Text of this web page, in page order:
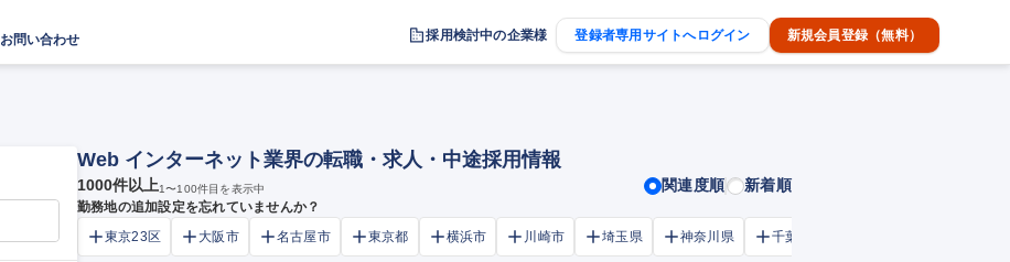
お問い合わせ 採用検討中の企業様 登録者専用サイトへログイン 新規会員登録（無料）
Web インターネット業界の転職・求人・中途採用情報
1000件以上1〜100件目を表示中 関連度順 新着順
勤務地の追加設定を忘れていませんか？
東京23区
大阪市 名古屋市 東京都 横浜市 川崎市 埼玉県 神奈川県 千葉市